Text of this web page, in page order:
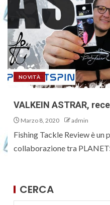
NOVITÀ
VALKEIN ASTRAR,
Marzo 8, 2020 admin
Fishing Tackle Review è
collaborazione tra
CERCA